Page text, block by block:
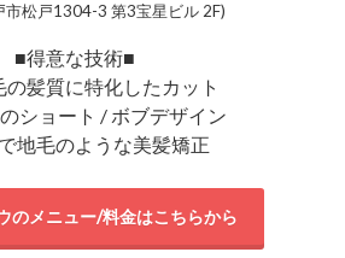
市松戸1304-3 第3宝星ビル 2F)
■得意な技術■
髪質に特化したカット
ショート / ボブデザイン
地毛のような美髪矯正
のメニュー/料金はこちらから